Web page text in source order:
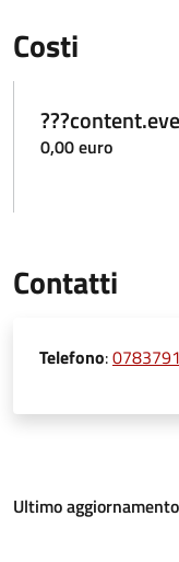
Costi
0,00 euro
Contatti
Telefono:
Ultimo